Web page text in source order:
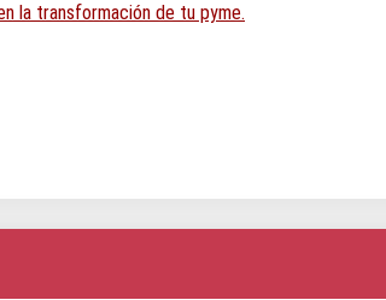
la transformación de tu pyme.